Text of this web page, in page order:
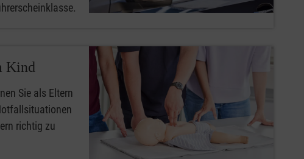
Kind
Sie als Eltern
richtig zu